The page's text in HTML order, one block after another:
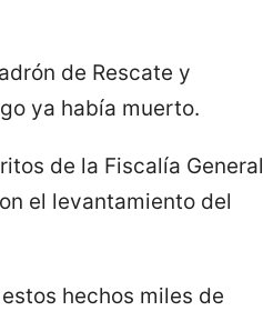
de Rescate y
ya había muerto.
de la Fiscalía General
el levantamiento del
hechos miles de